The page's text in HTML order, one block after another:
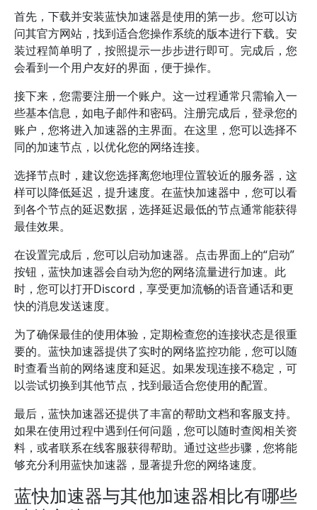
首先，下载并安装蓝快加速器是使用的第一步。您可以访
问其官方网站，找到适合您操作系统的版本进行下载。安
装过程简单明了，按照提示一步步进行即可。完成后，您
会看到一个用户友好的界面，便于操作。
接下来，您需要注册一个账户。这一过程通常只需输入一
些基本信息，如电子邮件和密码。注册完成后，登录您的
账户，您将进入加速器的主界面。在这里，您可以选择不
同的加速节点，以优化您的网络连接。
选择节点时，建议您选择离您地理位置较近的服务器，这
样可以降低延迟，提升速度。在蓝快加速器中，您可以看
到各个节点的延迟数据，选择延迟最低的节点通常能获得
最佳效果。
在设置完成后，您可以启动加速器。点击界面上的“启动”
按钮，蓝快加速器会自动为您的网络流量进行加速。此
时，您可以打开Discord，享受更加流畅的语音通话和更
快的消息发送速度。
为了确保最佳的使用体验，定期检查您的连接状态是很重
要的。蓝快加速器提供了实时的网络监控功能，您可以随
时查看当前的网络速度和延迟。如果发现连接不稳定，可
以尝试切换到其他节点，找到最适合您使用的配置。
最后，蓝快加速器还提供了丰富的帮助文档和客服支持。
如果在使用过程中遇到任何问题，您可以随时查阅相关资
料，或者联系在线客服获得帮助。通过这些步骤，您将能
够充分利用蓝快加速器，显著提升您的网络速度。
蓝快加速器与其他加速器相比有哪些